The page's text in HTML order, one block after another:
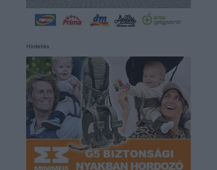
Hirdetés